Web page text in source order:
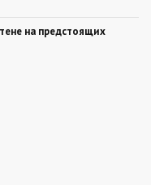
на предстоящих